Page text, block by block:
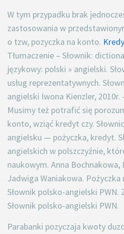
W tym przypadku brak
zastosowania w
o tzw, pozyczka na konto.
Tłumaczenie – Słownik:
językowy: polski » angielski.
usług reprezentatywnych.
angielski Iwona Kienzler,
Musimy też potrafić się
konto, wziąć kredyt czy.
angielsku — pożyczka, kredyt.
angielskich w polszczyźnie,
naukowym. Anna Bochnakowa,
‎Jadwiga Waniakowa. Pożyczka
Słownik polsko-angielski PWN.
Słownik polsko-angielski PWN.
Parabanki pozyczaja kwoty